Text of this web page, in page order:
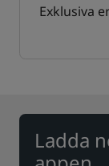
Exklusiva
Ladda